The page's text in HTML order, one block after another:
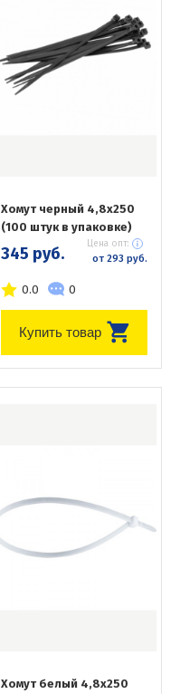
Хомут черный 4,8х250
(100 штук в упаковке)
345 руб. Цена опт:
от 293 руб.
0.0 0
Купить товар
Хомут белый 4,8х250